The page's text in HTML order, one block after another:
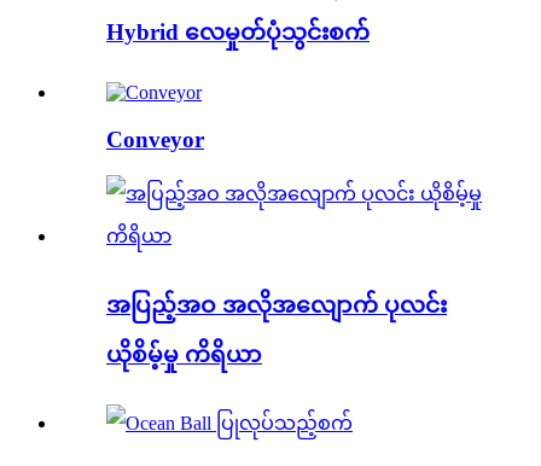
Hybrid လေမှုတ်ပုံသွင်းစက်
Conveyor
အပြည့်အဝ အလိုအလျောက် ပုလင်း
ယိုစိမ့်မှု ကိရိယာ